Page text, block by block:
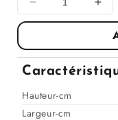
Diminuer
la
pour
Chaise
haute
Tabouret
bar
la
Hauteur-cm
Largeur-cm